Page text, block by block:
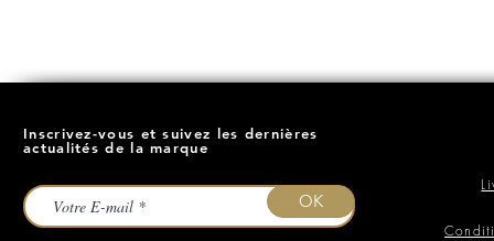
Inscrivez-vous et suivez les dernières
actualités de la marque
OK